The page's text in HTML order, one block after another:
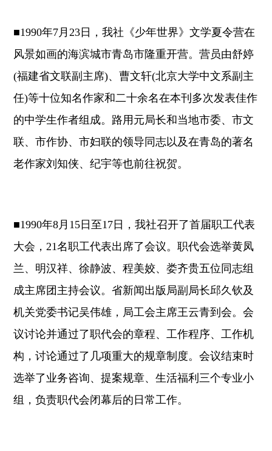
■1990年7月23日，我社《少年世界》文学夏令营在
风景如画的海滨城市青岛市隆重开营。营员由舒婷
(福建省文联副主席)、曹文轩(北京大学中文系副主
任)等十位知名作家和二十余名在本刊多次发表佳作
的中学生作者组成。路用元局长和当地市委、市文
联、市作协、市妇联的领导同志以及在青岛的著名
老作家刘知侠、纪宇等也前往祝贺。
■1990年8月15日至17日，我社召开了首届职工代表
大会，21名职工代表出席了会议。职代会选举黄凤
兰、明汉祥、徐静波、程美姣、娄齐贵五位同志组
成主席团主持会议。省新闻出版局副局长邱久钦及
机关党委书记吴伟雄，局工会主席王云青到会。会
议讨论并通过了职代会的章程、工作程序、工作机
构，讨论通过了几项重大的规章制度。会议结束时
选举了业务咨询、提案规章、生活福利三个专业小
组，负责职代会闭幕后的日常工作。